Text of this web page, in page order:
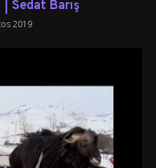
Sedat Barış
2019